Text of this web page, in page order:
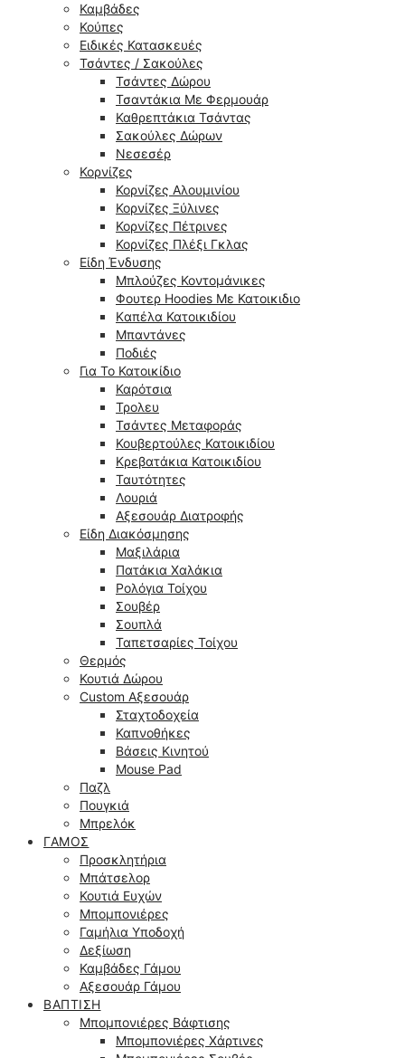
Καμβάδες
Κούπες
Ειδικές Κατασκευές
Τσάντες / Σακούλες
Τσάντες Δώρου
Τσαντάκια Με Φερμουάρ
Καθρεπτάκια Τσάντας
Σακούλες Δώρων
Νεσεσέρ
Κορνίζες
Κορνίζες Αλουμινίου
Κορνίζες Ξύλινες
Κορνίζες Πέτρινες
Κορνίζες Πλέξι Γκλας
Είδη Ένδυσης
Μπλούζες Κοντομάνικες
Φουτερ Hoodies Με Κατοικιδιο
Kαπέλα Κατοικιδίου
Μπαντάνες
Ποδιές
Για Το Κατοικίδιο
Καρότσια
Τρολευ
Τσάντες Μεταφοράς
Κουβερτούλες Κατοικιδίου
Κρεβατάκια Κατοικιδίου
Ταυτότητες
Λουριά
Αξεσουάρ Διατροφής
Είδη Διακόσμησης
Μαξιλάρια
Πατάκια Χαλάκια
Ρολόγια Τοίχου
Σουβέρ
Σουπλά
Ταπετσαρίες Τοίχου
Θερμός
Κουτιά Δώρου
Custom Αξεσουάρ
Σταχτοδοχεία
Καπνοθήκες
Βάσεις Κινητού
Mouse Pad
Παζλ
Πουγκιά
Μπρελόκ
ΓΆΜΟΣ
Προσκλητήρια
Μπάτσελορ
Κουτιά Ευχών
Μπομπονιέρες
Γαμήλια Υποδοχή
Δεξίωση
Καμβάδες Γάμου
Αξεσουάρ Γάμου
ΒΆΠΤΙΣΗ
Μπομπονιέρες Βάφτισης
Μπομπονιέρες Χάρτινες